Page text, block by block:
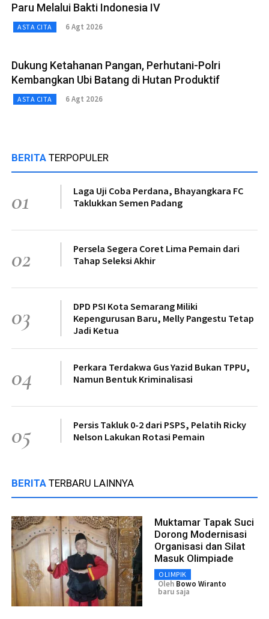
Paru Melalui Bakti Indonesia IV
ASTA CITA 6 Agt 2026
Dukung Ketahanan Pangan, Perhutani-Polri
Kembangkan Ubi Batang di Hutan Produktif
ASTA CITA 6 Agt 2026
BERITA TERPOPULER
01
Laga Uji Coba Perdana, Bhayangkara FC
Taklukkan Semen Padang
02
Persela Segera Coret Lima Pemain dari
Tahap Seleksi Akhir
03
DPD PSI Kota Semarang Miliki
Kepengurusan Baru, Melly Pangestu Tetap
Jadi Ketua
04
Perkara Terdakwa Gus Yazid Bukan TPPU,
Namun Bentuk Kriminalisasi
05
Persis Takluk 0-2 dari PSPS, Pelatih Ricky
Nelson Lakukan Rotasi Pemain
BERITA TERBARU LAINNYA
Muktamar Tapak Suci
Dorong Modernisasi
Organisasi dan Silat
Masuk Olimpiade
OLIMPIK
Oleh Bowo Wiranto
baru saja